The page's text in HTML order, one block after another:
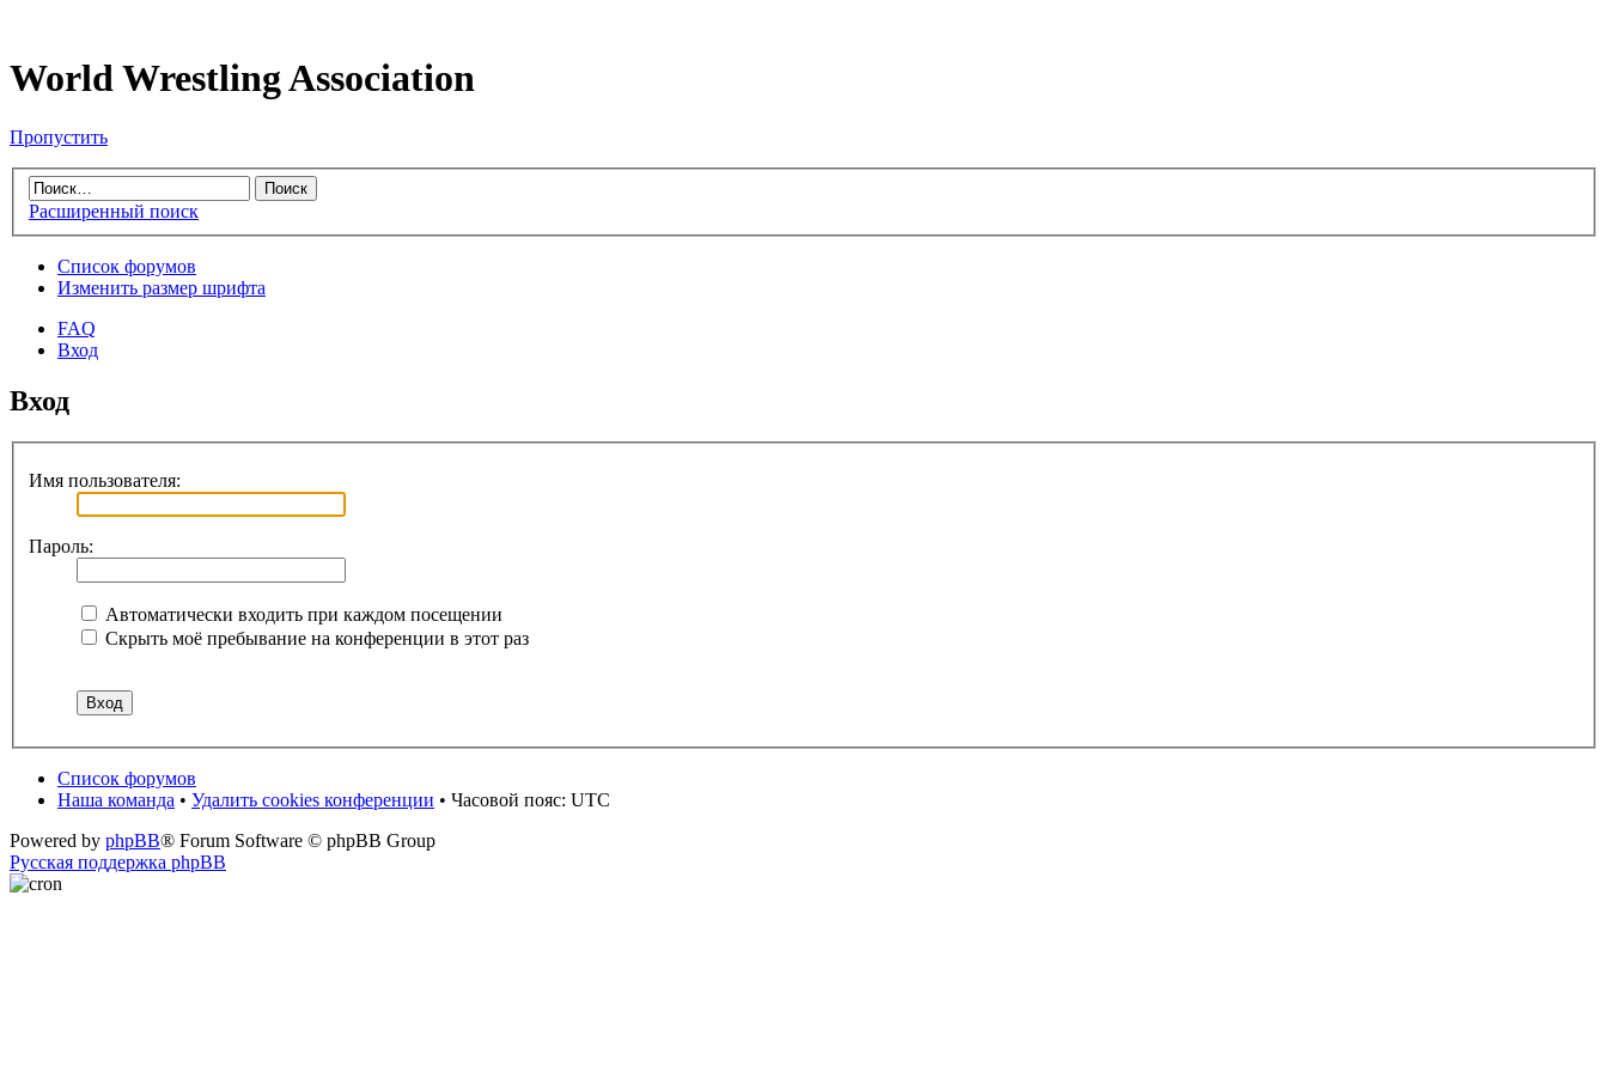
World Wrestling Association
Пропустить
Расширенный поиск
Список форумов
Изменить размер шрифта
FAQ
Вход
Вход
Имя пользователя:
Пароль:
Автоматически входить при каждом посещении
Скрыть моё пребывание на конференции в этот раз
Список форумов
Наша команда • Удалить cookies конференции • Часовой пояс: UTC
Powered by phpBB® Forum Software © phpBB Group
Русская поддержка phpBB